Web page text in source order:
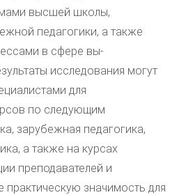
высшей школы,
педагогики, а также
в сфере вы-
исследования могут
для
по следующим
зарубежная педагогика,
а также на курсах
преподавателей и
практическую значимость для